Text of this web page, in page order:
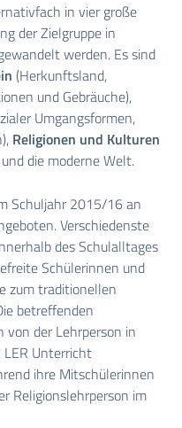
in vier große
der Zielgruppe in
werden. Es sind
(Herkunftsland,
und Gebräuche),
Umgangsformen,
Religionen und Kulturen
die moderne Welt.
Schuljahr 2015/16 an
Verschiedenste
des Schulalltages
Schülerinnen und
zum traditionellen
betreffenden
von der Lehrperson in
Unterricht
ihre Mitschülerinnen
Religionslehrperson im